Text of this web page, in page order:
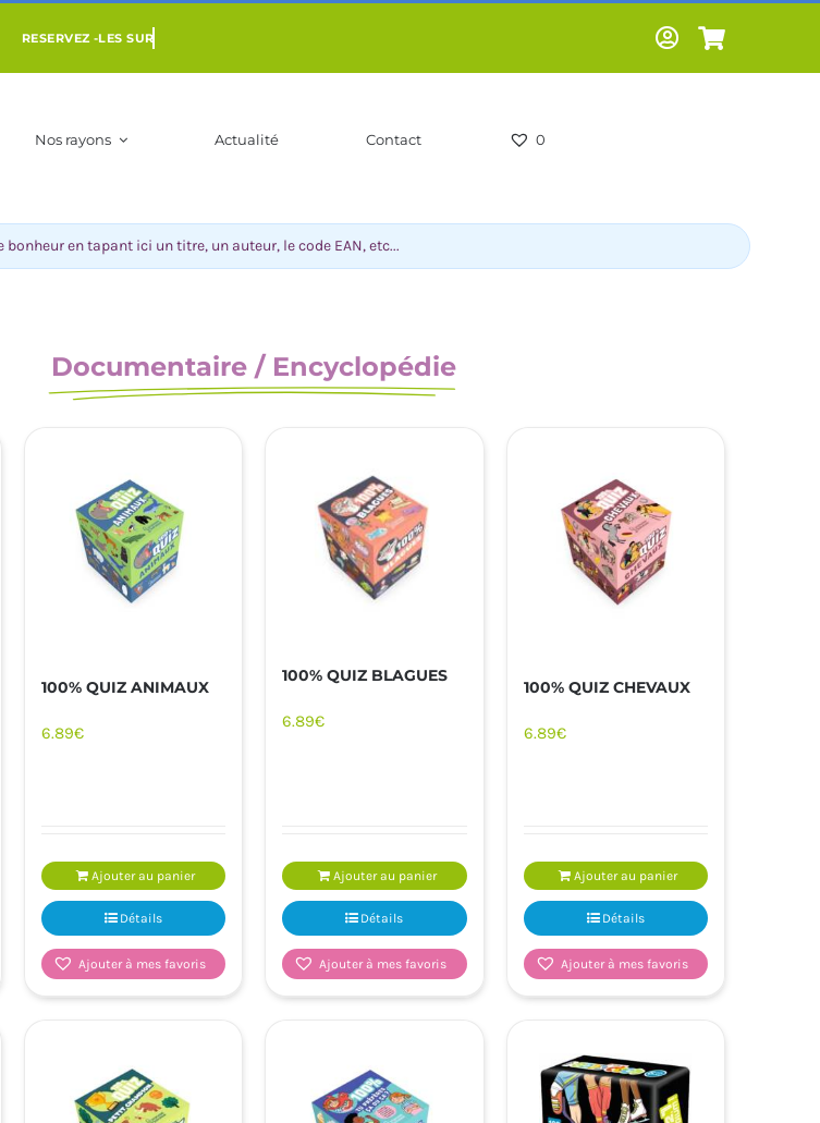
Nos rayons
LOISIRS - DOCUMENTAIRES -
LIVRES ET JEUX DE LA CARAÏBE
Actualité Contact 0
Documentaire / Encyclopédie
100% QUIZ ANIMAUX
6.89€
Ajouter au panier
Détails
Ajouter à mes favoris
100% QUIZ BLAGUES
6.89€
Ajouter au panier
Détails
Ajouter à mes favoris
100% QUIZ CHEVAUX
6.89€
Ajouter au panier
Détails
Ajouter à mes favoris